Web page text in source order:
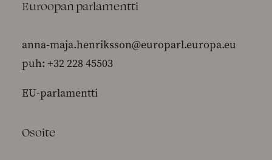
Euroopan parlamentti
anna-maja.henriksson@europarl.europa.eu
puh: +32 228 45503
EU-parlamentti
Osoite